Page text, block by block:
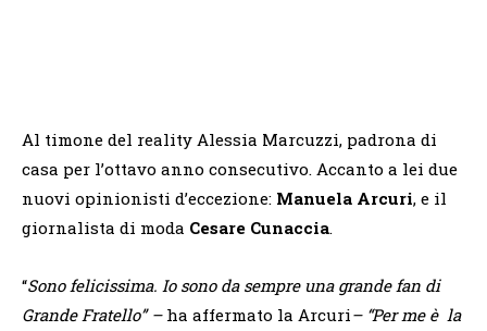
Al timone del reality Alessia Marcuzzi, padrona di
casa per l’ottavo anno consecutivo. Accanto a lei due
nuovi opinionisti d’eccezione: Manuela Arcuri, e il
giornalista di moda Cesare Cunaccia.
“Sono felicissima. Io sono da sempre una grande fan di
Grande Fratello” – ha affermato la Arcuri– “Per me è la